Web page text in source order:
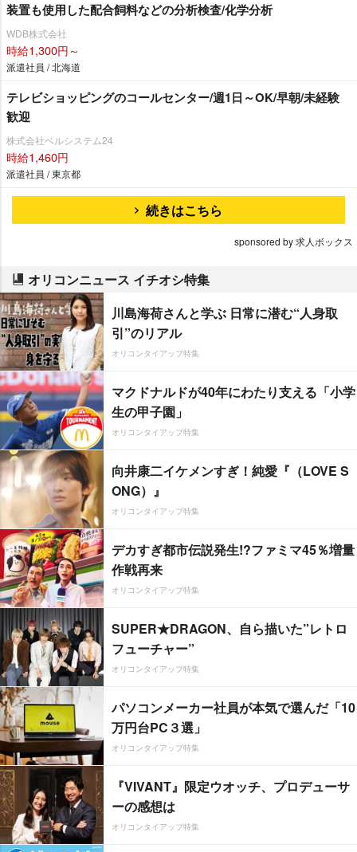
装置も使用した配合飼料などの分析検査/化学分析
WDB株式会社
時給1,300円～
派遣社員 / 北海道
テレビショッピングのコールセンター/週1日～OK/早朝/未経験
歓迎
株式会社ベルシステム24
時給1,460円
派遣社員 / 東京都
続きはこちら
sponsored by 求人ボックス
オリコンニュース イチオシ特集
川島海荷さんと学ぶ 日常に潜む“人身取
引”のリアル
オリコンタイアップ特集
マクドナルドが40年にわたり支える「小学
生の甲子園」
オリコンタイアップ特集
向井康二イケメンすぎ！純愛『（LOVE S
ONG）』
オリコンタイアップ特集
デカすぎ都市伝説発生!?ファミマ45％増量
作戦再来
オリコンタイアップ特集
SUPER★DRAGON、自ら描いた”レトロ
フューチャー”
オリコンタイアップ特集
パソコンメーカー社員が本気で選んだ「10
万円台PC３選」
オリコンタイアップ特集
『VIVANT』限定ウオッチ、プロデューサ
ーの感想は
オリコンタイアップ特集